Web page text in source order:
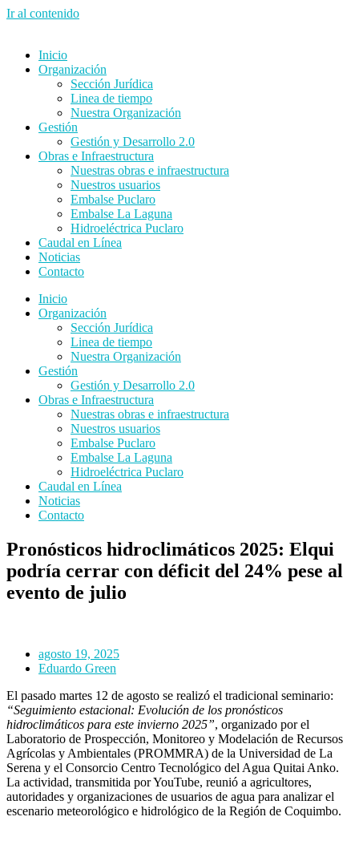
Ir al contenido
Inicio
Organización
Sección Jurídica
Linea de tiempo
Nuestra Organización
Gestión
Gestión y Desarrollo 2.0
Obras e Infraestructura
Nuestras obras e infraestructura
Nuestros usuarios
Embalse Puclaro
Embalse La Laguna
Hidroeléctrica Puclaro
Caudal en Línea
Noticias
Contacto
Inicio
Organización
Sección Jurídica
Linea de tiempo
Nuestra Organización
Gestión
Gestión y Desarrollo 2.0
Obras e Infraestructura
Nuestras obras e infraestructura
Nuestros usuarios
Embalse Puclaro
Embalse La Laguna
Hidroeléctrica Puclaro
Caudal en Línea
Noticias
Contacto
Pronósticos hidroclimáticos 2025: Elqui
podría cerrar con déficit del 24% pese al
evento de julio
agosto 19, 2025
Eduardo Green
El pasado martes 12 de agosto se realizó el tradicional seminario:
“Seguimiento estacional: Evolución de los pronósticos
hidroclimáticos para este invierno 2025”, organizado por el
Laboratorio de Prospección, Monitoreo y Modelación de Recursos
Agrícolas y Ambientales (PROMMRA) de la Universidad de La
Serena y el Consorcio Centro Tecnológico del Agua Quitai Anko.
La actividad, transmitida por YouTube, reunió a agricultores,
autoridades y organizaciones de usuarios de agua para analizar el
escenario meteorológico e hidrológico de la Región de Coquimbo.